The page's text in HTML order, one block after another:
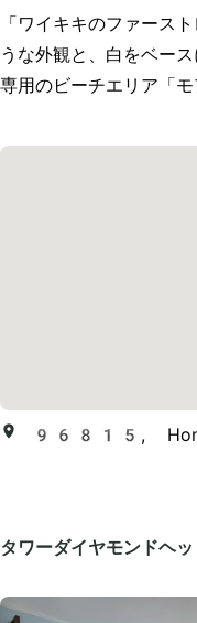
「ワイキキのファース
うな外観と、白をベー
96815,
タワーダイヤモンドヘ